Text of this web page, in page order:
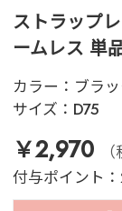
ストラップ
ームレス 単
カラー： ブラ
サイズ： D75
￥2,970
付与ポイント